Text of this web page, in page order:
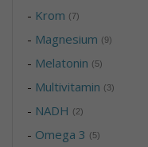
- Krom (7)
- Magnesium (9)
- Melatonin (5)
- Multivitamin (3)
- NADH (2)
- Omega 3 (5)